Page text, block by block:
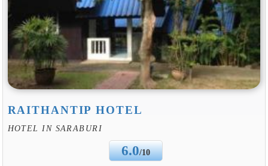
RAITHANTIP HOTEL
HOTEL IN SARABURI
6.0/10